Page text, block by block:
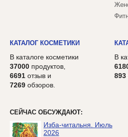
КАТАЛОГ КОСМЕТИКИ
В каталоге косметики
37000 продуктов,
6691 отзыв и
7269 обзоров.
В
893
СЕЙЧАС ОБСУЖДАЮТ:
Изба-читальня. Июль
2026